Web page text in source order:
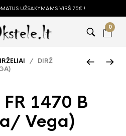
UŽSAKYMAMS VIRŠ 75€ !
0
/ DIRŽ
1470 B
Vega)